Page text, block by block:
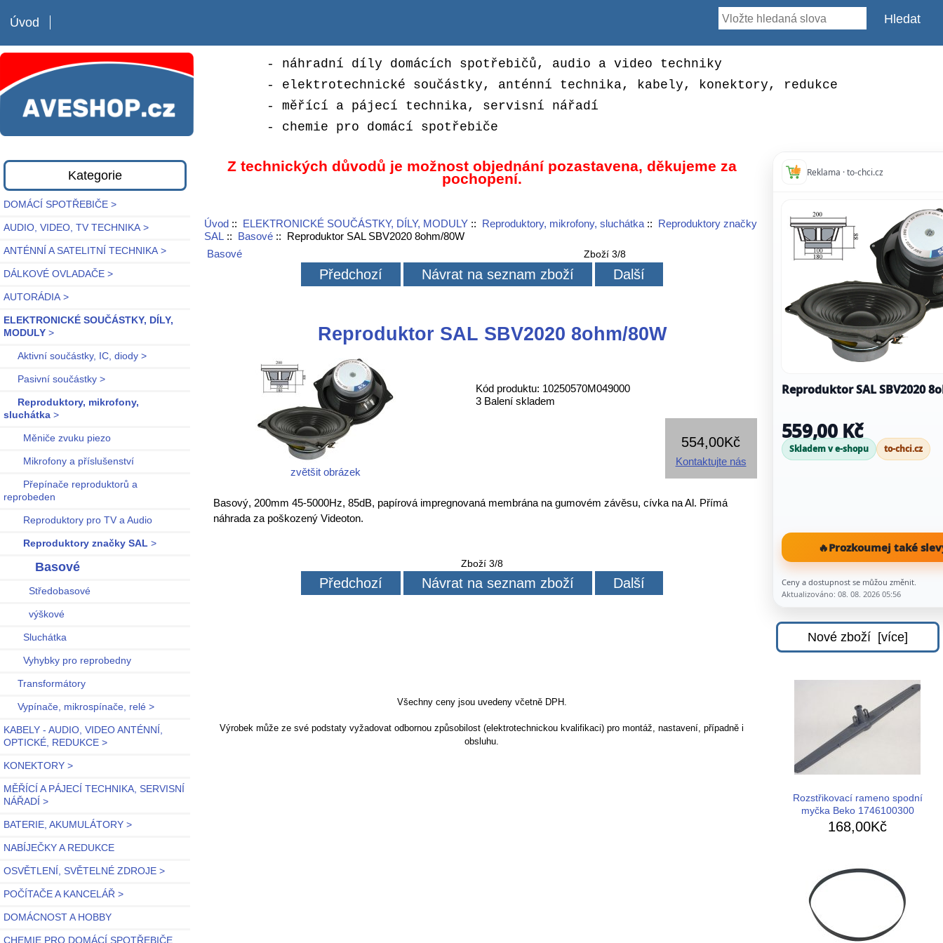
Úvod
- náhradní díly domácích spotřebičů, audio a video techniky
- elektrotechnické součástky, anténní technika, kabely, konektory, redukce
- měřící a pájecí technika, servisní nářadí
- chemie pro domácí spotřebiče
Kategorie
DOMÁCÍ SPOTŘEBIČE >
AUDIO, VIDEO, TV TECHNIKA >
ANTÉNNÍ A SATELITNÍ TECHNIKA >
DÁLKOVÉ OVLADAČE >
AUTORÁDIA >
ELEKTRONICKÉ SOUČÁSTKY, DÍLY,
MODULY >
Aktivní součástky, IC, diody >
Pasivní součástky >
Reproduktory, mikrofony,
sluchátka >
Měniče zvuku piezo
Mikrofony a příslušenství
Přepínače reproduktorů a
reprobeden
Reproduktory pro TV a Audio
Reproduktory značky SAL >
Basové
Středobasové
výškové
Sluchátka
Vyhybky pro reprobedny
Transformátory
Vypínače, mikrospínače, relé >
KABELY - AUDIO, VIDEO ANTÉNNÍ,
OPTICKÉ, REDUKCE >
KONEKTORY >
MĚŘÍCÍ A PÁJECÍ TECHNIKA, SERVISNÍ
NÁŘADÍ >
BATERIE, AKUMULÁTORY >
NABÍJEČKY A REDUKCE
OSVĚTLENÍ, SVĚTELNÉ ZDROJE >
POČÍTAČE A KANCELÁŘ >
DOMÁCNOST A HOBBY
CHEMIE PRO DOMÁCÍ SPOTŘEBIČE
Z technických důvodů je možnost objednání pozastavena, děkujeme za
pochopení.
Úvod:: ELEKTRONICKÉ SOUČÁSTKY, DÍLY, MODULY:: Reproduktory, mikrofony, sluchátka:: Reproduktory značky
SAL:: Basové:: Reproduktor SAL SBV2020 8ohm/80W
Basové
Zboží 3/8
Předchozí Návrat na seznam zboží Další
Reproduktor SAL SBV2020 8ohm/80W
zvětšit obrázek
Kód produktu: 10250570M049000
3 Balení skladem
554,00Kč
Kontaktujte nás
Basový, 200mm 45-5000Hz, 85dB, papírová impregnovaná membrána na gumovém závěsu, cívka na Al. Přímá
náhrada za poškozený Videoton.
Zboží 3/8
Předchozí Návrat na seznam zboží Další
Všechny ceny jsou uvedeny včetně DPH.
Výrobek může ze své podstaty vyžadovat odbornou způsobilost (elektrotechnickou kvalifikaci) pro montáž, nastavení, případně i
obsluhu.
Reklama · to-chci.cz
Reproduktor SAL SBV2020
559,00 Kč
Skladem v e-shopu to-chci.cz
🔥Prozkoumej také
Ceny a dostupnost se můžou změnit.
Aktualizováno: 08. 08. 2026 05:56
Nové zboží [více]
Rozstřikovací rameno spodní
myčka Beko 1746100300
168,00Kč